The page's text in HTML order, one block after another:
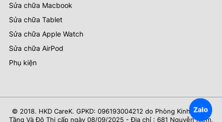
Sửa chữa Macbook
Sửa chữa Tablet
Sửa chữa Apple Watch
Sửa chữa AirPod
Phụ kiện
© 2018. HKD CareK. GPKD: 096193004212 do Phòng Kinh Tế Hạ
Tầng Và Đô Thị cấp ngày 08/09/2025 - Địa chỉ : 681 Nguyễn Kiệm,
Zalo